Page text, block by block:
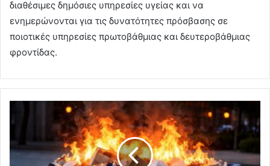
διαθέσιμες δημόσιες υπηρεσίες υγείας και να
ενημερώνονται για τις δυνατότητες πρόσβασης σε
ποιοτικές υπηρεσίες πρωτοβάθμιας και δευτεροβάθμιας
φροντίδας.